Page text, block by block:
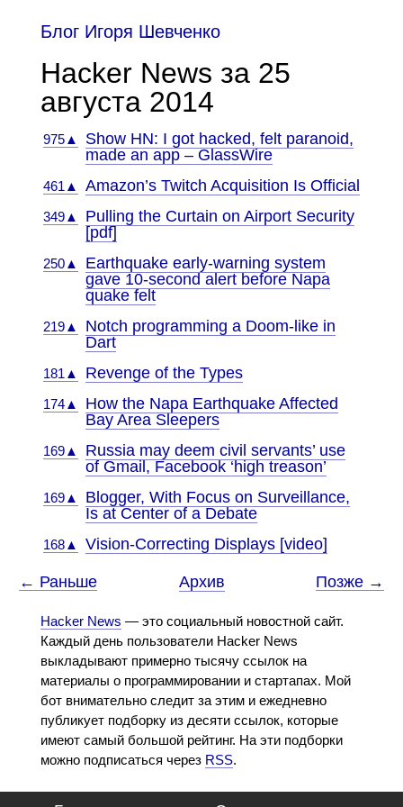
Блог Игоря Шевченко
Hacker News за 25
августа 2014
975▲
Show HN: I got hacked, felt paranoid,
made an app – GlassWire
461▲ Amazon’s Twitch Acquisition Is Official
349▲
Pulling the Curtain on Airport Security
[pdf]
250▲
Earthquake early-warning system
gave 10-second alert before Napa
quake felt
219▲
Notch programming a Doom-like in
Dart
181▲ Revenge of the Types
174▲
How the Napa Earthquake Affected
Bay Area Sleepers
169▲
Russia may deem civil servants’ use
of Gmail, Facebook ‘high treason’
169▲
Blogger, With Focus on Surveillance,
Is at Center of a Debate
168▲ Vision-Correcting Displays [video]
← Раньше Архив Позже →
Hacker News — это социальный новостной сайт.
Каждый день пользователи Hacker News
выкладывают примерно тысячу ссылок на
материалы о программировании и стартапах. Мой
бот внимательно следит за этим и ежедневно
публикует подборку из десяти ссылок, которые
имеют самый большой рейтинг. На эти подборки
можно подписаться через RSS.